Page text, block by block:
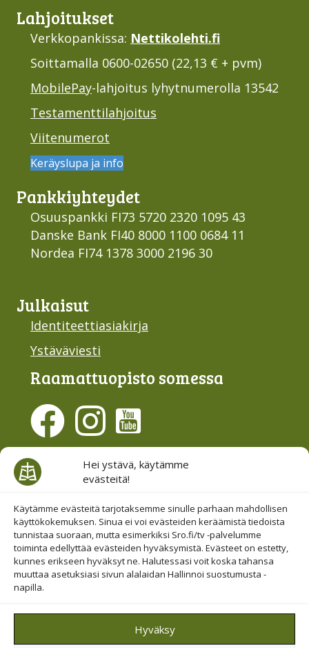
Hei ystävä, käytämme
evästeitä!
Käytämme evästeitä tarjotaksemme sinulle parhaan mahdollisen
käyttökokemuksen. Sinua ei voi evästeiden keräämistä tiedoista
tunnistaa suoraan, mutta esimerkiksi Sro.fi/tv -palvelumme
toiminta edellyttää evästeiden hyväksymistä. Evästeet on estetty,
kunnes erikseen hyväksyt ne. Halutessasi voit koska tahansa
muuttaa asetuksiasi sivun alalaidan Hallinnoi suostumusta -
napilla.
Hyväksy
Lahjoi­tukset
Verkkopankissa: Nettikolehti.fi
Soittamalla 0600-02650 (22,13 € + pvm)
MobilePay-lahjoitus lyhytnumerolla 13542
Testamenttilahjoitus
Viitenumerot
Keräyslupa ja info
Pankki­yhteydet
Osuuspankki FI73 5720 2320 1095 43
Danske Bank FI40 8000 1100 0684 11
Nordea FI74 1378 3000 2196 30
Julkaisut
Identiteettiasiakirja
Ystäväviesti
Raamattu­opisto somessa
Evästesuostumus
Hallinnoi evästeitä
Etsi sivuiltamme
© 2019-2026 Suomen Raamattuopiston Säätiö
Saavutettavuus huomioitu